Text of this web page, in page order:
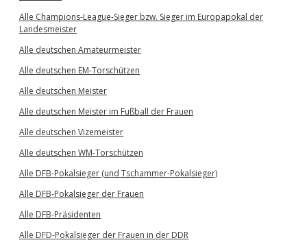
Alle Champions-League-Sieger bzw. Sieger im Europapokal der
Landesmeister
Alle deutschen Amateurmeister
Alle deutschen EM-Torschützen
Alle deutschen Meister
Alle deutschen Meister im Fußball der Frauen
Alle deutschen Vizemeister
Alle deutschen WM-Torschützen
Alle DFB-Pokalsieger (und Tschammer-Pokalsieger)
Alle DFB-Pokalsieger der Frauen
Alle DFB-Präsidenten
Alle DFD-Pokalsieger der Frauen in der DDR